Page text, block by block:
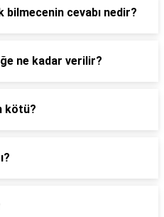
bilmecenin cevabı nedir?
ne kadar verilir?
kötü?